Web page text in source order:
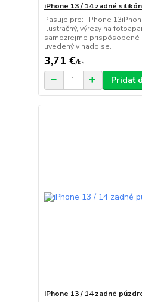
iPhone 13 / 14 zadné
Pasuje pre: iPhone
ilustračný, výrezy na
samozrejme
uvedený v nadpise.
3,71 €/ks
Pridať
iPhone 13 / 14 zadné